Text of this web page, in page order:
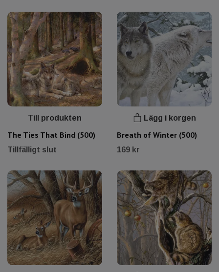
Till produkten
The Ties That Bind (500)
Tillfälligt slut
Lägg i korgen
Breath of Winter (500)
169 kr